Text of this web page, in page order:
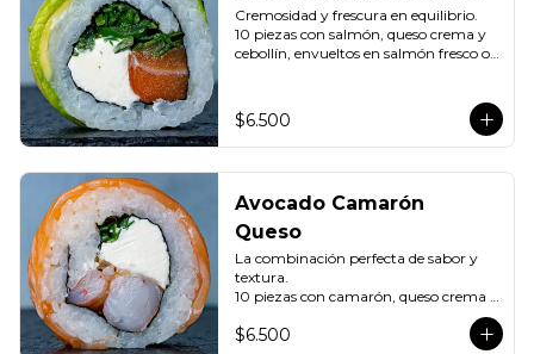
Cremosidad y frescura en equilibrio.
10 piezas con salmón, queso crema y
cebollín, envueltos en salmón fresco o
$6.500
Avocado Camarón
Queso
La combinación perfecta de sabor y
textura.
10 piezas con camarón, queso crema y
cebollín, envueltos en palta o salmón.
$6.500